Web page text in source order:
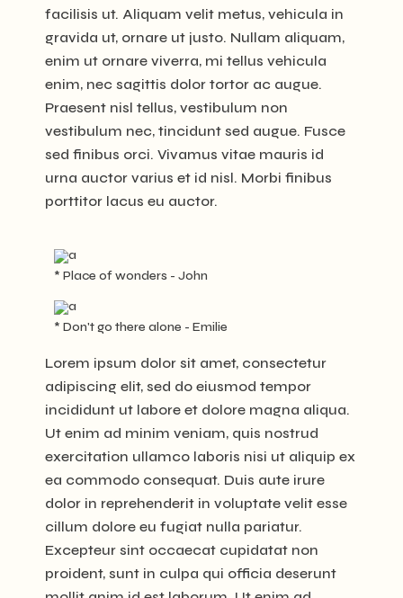
facilisis ut. Aliquam velit metus, vehicula in
gravida ut, ornare ut justo. Nullam aliquam,
enim ut ornare viverra, mi tellus vehicula
enim, nec sagittis dolor tortor ac augue.
Praesent nisl tellus, vestibulum non
vestibulum nec, tincidunt sed augue. Fusce
sed finibus orci. Vivamus vitae mauris id
urna auctor varius et id nisl. Morbi finibus
porttitor lacus eu auctor.
* Place of wonders - John
* Don't go there alone - Emilie
Lorem ipsum dolor sit amet, consectetur
adipiscing elit, sed do eiusmod tempor
incididunt ut labore et dolore magna aliqua.
Ut enim ad minim veniam, quis nostrud
exercitation ullamco laboris nisi ut aliquip ex
ea commodo consequat. Duis aute irure
dolor in reprehenderit in voluptate velit esse
cillum dolore eu fugiat nulla pariatur.
Excepteur sint occaecat cupidatat non
proident, sunt in culpa qui officia deserunt